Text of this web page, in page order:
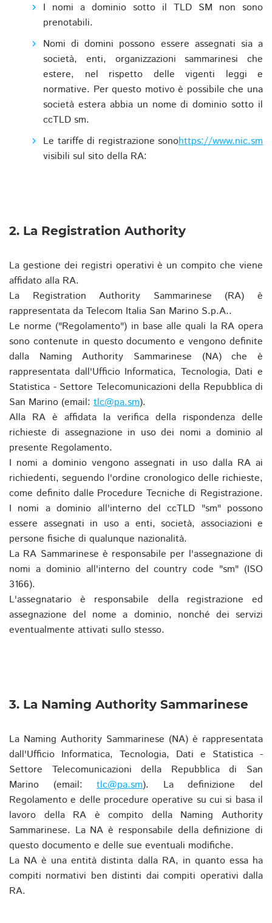
I nomi a dominio sotto il TLD SM non sono
prenotabili.
Nomi di domini possono essere assegnati sia a
società, enti, organizzazioni sammarinesi che
estere, nel rispetto delle vigenti leggi e
normative. Per questo motivo è possibile che una
società estera abbia un nome di dominio sotto il
ccTLD sm.
Le tariffe di registrazione sono
visibili sul sito della RA:
https://www.nic.sm
2. La Registration Authority
La gestione dei registri operativi è un compito che viene
affidato alla RA.
La Registration Authority Sammarinese (RA) è
rappresentata da Telecom Italia San Marino S.p.A..
Le norme ("Regolamento") in base alle quali la RA opera
sono contenute in questo documento e vengono definite
dalla Naming Authority Sammarinese (NA) che è
rappresentata dall'Ufficio Informatica, Tecnologia, Dati e
Statistica - Settore Telecomunicazioni della Repubblica di
San Marino (email: tlc@pa.sm).
Alla RA è affidata la verifica della rispondenza delle
richieste di assegnazione in uso dei nomi a dominio al
presente Regolamento.
I nomi a dominio vengono assegnati in uso dalla RA ai
richiedenti, seguendo l'ordine cronologico delle richieste,
come definito dalle Procedure Tecniche di Registrazione.
I nomi a dominio all'interno del ccTLD "sm" possono
essere assegnati in uso a enti, società, associazioni e
persone fisiche di qualunque nazionalità.
La RA Sammarinese è responsabile per l'assegnazione di
nomi a dominio all'interno del country code "sm" (ISO
3166).
L'assegnatario è responsabile della registrazione ed
assegnazione del nome a dominio, nonché dei servizi
eventualmente attivati sullo stesso.
3. La Naming Authority Sammarinese
La Naming Authority Sammarinese (NA) è rappresentata
dall'Ufficio Informatica, Tecnologia, Dati e Statistica -
Settore Telecomunicazioni della Repubblica di San
Marino (email:tlc@pa.sm). La definizione del
Regolamento e delle procedure operative su cui si basa il
lavoro della RA è compito della Naming Authority
Sammarinese. La NA è responsabile della definizione di
questo documento e delle sue eventuali modifiche.
La NA è una entità distinta dalla RA, in quanto essa ha
compiti normativi ben distinti dai compiti operativi dalla
RA.